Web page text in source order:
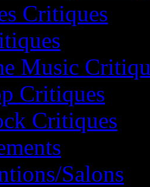
Critiques
Music
Critiques
Critiques
Salons